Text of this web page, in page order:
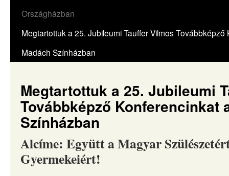
Országházban
Megtartottuk a 25. Jubileumi Tauffer Vilmos Továbbképző
Madách Színházban
Megtartottuk a 25. Jubileumi
Továbbképző Konferencinkat
Színházban
Alcíme: Együtt a Magyar
Gyermekeiért!